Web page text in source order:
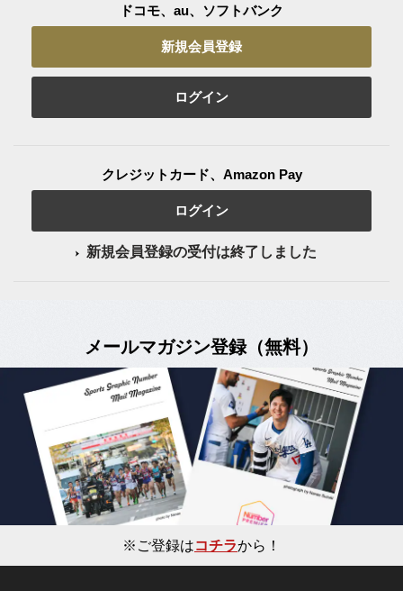
ドコモ、au、ソフトバンク
新規会員登録
ログイン
クレジットカード、Amazon Pay
ログイン
新規会員登録の受付は終了しました
メールマガジン登録（無料）
※ご登録はコチラから！